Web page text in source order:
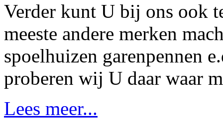
Verder kunt U bij ons ook
meeste andere merken
spoelhuizen garenpennen
proberen wij U daar waar
Lees meer...